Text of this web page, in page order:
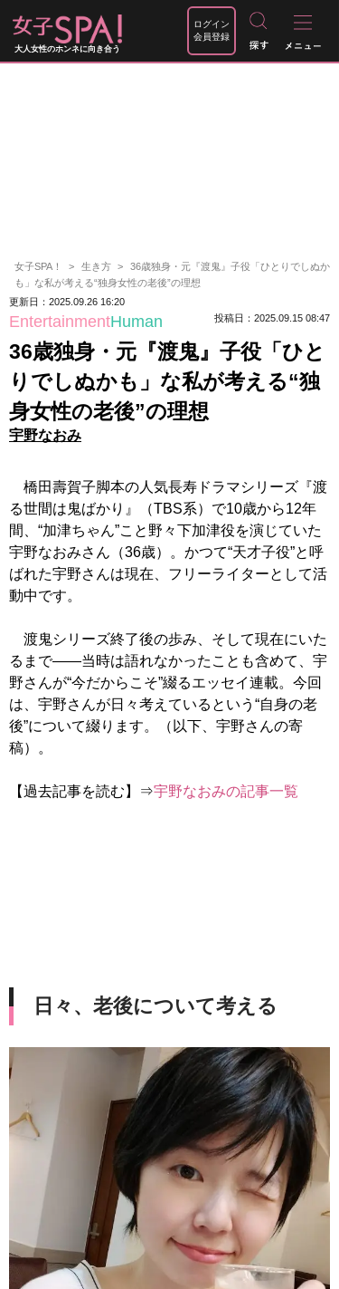
大人女性のホンネに向き合う
ログイン
会員登録
女子SPA！ 生き方
36歳独身・元『渡鬼』子役「ひとりでしぬか
も」な私が考える“独身女性の老後”の理想
更新日：2025.09.26 16:20
EntertainmentHuman 投稿日：2025.09.15 08:47
36歳独身・元『渡鬼』子役「ひと
りでしぬかも」な私が考える“独
身女性の老後”の理想
宇野なおみ
橋田壽賀子脚本の人気長寿ドラマシリーズ『渡
る世間は鬼ばかり』（TBS系）で10歳から12年
間、“加津ちゃん”こと野々下加津役を演じていた
宇野なおみさん（36歳）。かつて“天才子役”と呼
ばれた宇野さんは現在、フリーライターとして活
動中です。
渡鬼シリーズ終了後の歩み、そして現在にいた
るまで——当時は語れなかったことも含めて、宇
野さんが“今だからこそ”綴るエッセイ連載。今回
は、宇野さんが日々考えているという“自身の老
後”について綴ります。（以下、宇野さんの寄
稿）。
【過去記事を読む】⇒宇野なおみの記事一覧
日々、老後について考える